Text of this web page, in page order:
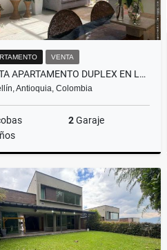
VENTA
VENTA APARTAMENTO DUPLEX EN LAURELES
Antioquia, Colombia
2Garaje
Venta
$700.000.000